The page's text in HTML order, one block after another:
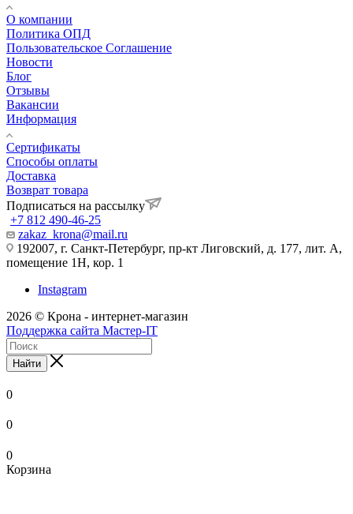
О компании
Политика ОПД
Пользовательское Соглашение
Новости
Блог
Отзывы
Вакансии
Информация
Сертификаты
Способы оплаты
Доставка
Возврат товара
Подписаться на рассылку
+7 812 490-46-25
zakaz_krona@mail.ru
192007, г. Санкт-Петербург, пр-кт Лиговский, д. 177, лит. А,
помещение 1Н, кор. 1
Instagram
2026 © Крона - интернет-магазин
Поддержка сайта Мастер-IT
Найти
0
0
0
Корзина